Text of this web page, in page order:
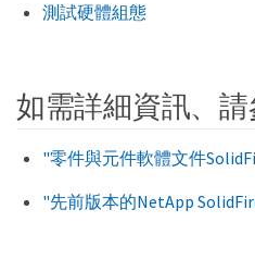
測試硬體組態
如需詳細資訊、
"零件與元件軟體文件
"先前版本的NetApp